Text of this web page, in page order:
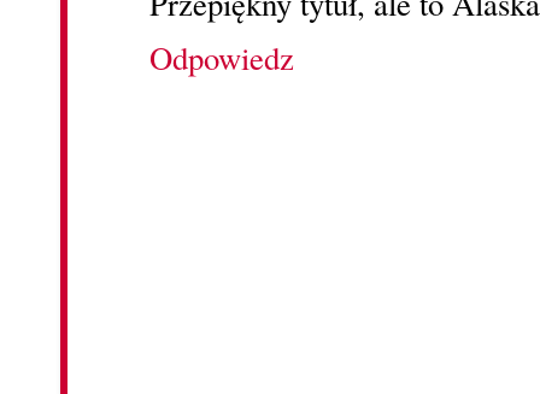
Odpowiedz